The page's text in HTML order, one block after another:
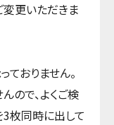
更いただきま
ておりません。
ので、よくご検
3枚同時に出して